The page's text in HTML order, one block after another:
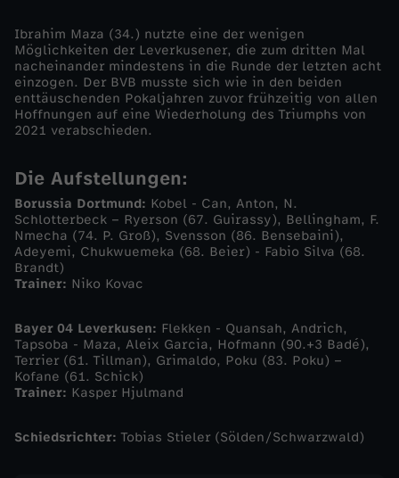
6
-
M
z
a
s
c
h
e
Ibrahim Maza (34.) nutzte eine der wenigen
Möglichkeiten der Leverkusener, die zum dritten Mal
nacheinander mindestens in die Runde der letzten acht
einzogen. Der BVB musste sich wie in den beiden
enttäuschenden Pokaljahren zuvor frühzeitig von allen
Hoffnungen auf eine Wiederholung des Triumphs von
2021 verabschieden.
Die Aufstellungen:
Borussia Dortmund: Kobel - Can, Anton, N.
Schlotterbeck – Ryerson (67. Guirassy), Bellingham, F.
Nmecha (74. P. Groß), Svensson (86. Bensebaini),
Adeyemi, Chukwuemeka (68. Beier) - Fabio Silva (68.
Brandt)
Trainer: Niko Kovac
Bayer 04 Leverkusen: Flekken - Quansah, Andrich,
Tapsoba - Maza, Aleix Garcia, Hofmann (90.+3 Badé),
Terrier (61. Tillman), Grimaldo, Poku (83. Poku) –
Kofane (61. Schick)
Trainer: Kasper Hjulmand
Schiedsrichter: Tobias Stieler (Sölden/Schwarzwald)